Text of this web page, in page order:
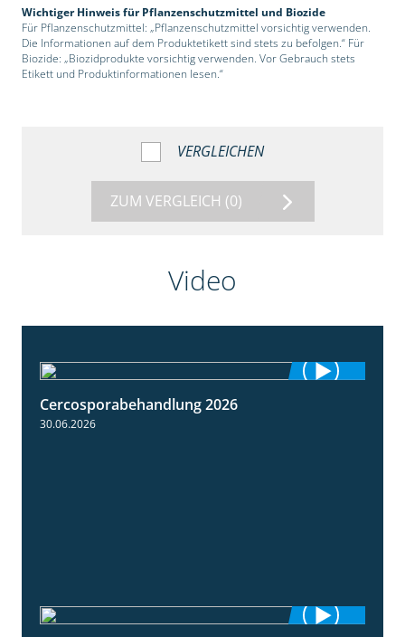
Wichtiger Hinweis für Pflanzenschutzmittel und Biozide
Für Pflanzenschutzmittel: „Pflanzenschutzmittel vorsichtig verwenden.
Die Informationen auf dem Produktetikett sind stets zu befolgen.“ Für
Biozide: „Biozidprodukte vorsichtig verwenden. Vor Gebrauch stets
Etikett und Produktinformationen lesen.“
VERGLEICHEN
ZUM VERGLEICH (0)
Video
Cercosporabehandlung 2026
30.06.2026